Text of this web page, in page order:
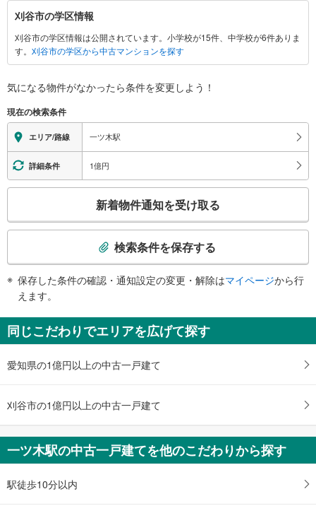
刈
谷
市
に
す
情
報
刈谷市の学区情報
刈谷市の学区情報は公開されています。小学校が15件、中学校が6件ありま
す。 刈谷市の学区から中古マンションを探す
気になる物件がなかったら条件を変更しよう！
現在の検索条件
エリア/路線 一ツ木駅
詳細条件 1億円
検
知
を
け
・
イ
新着物件通知を受け取る
検索条件を保存する
保存した条件の確認・通知設定の変更・解除はマイページから行
えます。
同じこだわりでエリアを広げて探す
愛知県の1億円以上の中古一戸建て
刈谷市の1億円以上の中古一戸建て
一ツ木駅の中古一戸建てを他のこだわりから探す
駅徒歩10分以内